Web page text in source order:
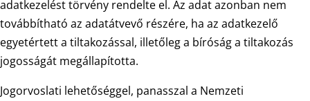
adatkezelést törvény rendelte el. Az adat azonban nem
továbbítható az adatátvevő részére, ha az adatkezelő
egyetértett a tiltakozással, illetőleg a bíróság a tiltakozás
jogosságát megállapította.
Jogorvoslati lehetőséggel, panasszal a Nemzeti